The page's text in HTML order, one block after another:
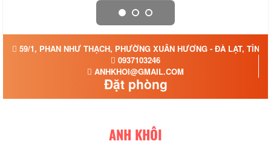
59/1, PHAN NHƯ THẠCH, PHƯỜNG XUÂN HƯƠNG - ĐÀ LẠT, TỈNH
0937103246
ANHKHOI@GMAIL.COM
Đặt phòng
ANH KHÔI